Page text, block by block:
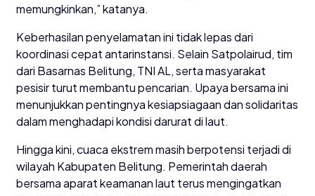
memungkinkan,” katanya.
Keberhasilan penyelamatan ini tidak lepas dari
koordinasi cepat antarinstansi. Selain Satpolairud, tim
dari Basarnas Belitung, TNI AL, serta masyarakat
pesisir turut membantu pencarian. Upaya bersama ini
menunjukkan pentingnya kesiapsiagaan dan solidaritas
dalam menghadapi kondisi darurat di laut.
Hingga kini, cuaca ekstrem masih berpotensi terjadi di
wilayah Kabupaten Belitung. Pemerintah daerah
bersama aparat keamanan laut terus mengingatkan